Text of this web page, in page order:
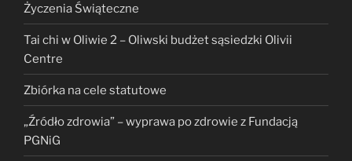
Życzenia Świąteczne
Tai chi w Oliwie 2 – Oliwski budżet sąsiedzki Olivii
Centre
Zbiórka na cele statutowe
„Źródło zdrowia” – wyprawa po zdrowie z Fundacją
PGNiG